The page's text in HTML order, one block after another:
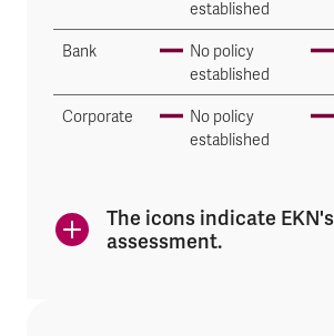
established
Bank
No policy
established
Corporate
No policy
established
The icons indicate
assessment.